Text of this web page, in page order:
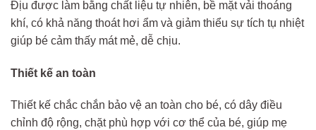
Địu được làm bằng chất liệu tự nhiên, bề mặt vải thoáng
khí, có khả năng thoát hơi ẩm và giảm thiểu sự tích tụ nhiệt
giúp bé cảm thấy mát mẻ, dễ chịu.
Thiết kế an toàn
Thiết kế chắc chắn bảo vệ an toàn cho bé, có dây điều
chỉnh độ rộng, chặt phù hợp với cơ thể của bé, giúp mẹ